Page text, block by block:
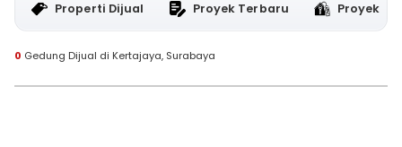
Properti Dijual Proyek Terbaru Proyek
0 Gedung Dijual di Kertajaya, Surabaya